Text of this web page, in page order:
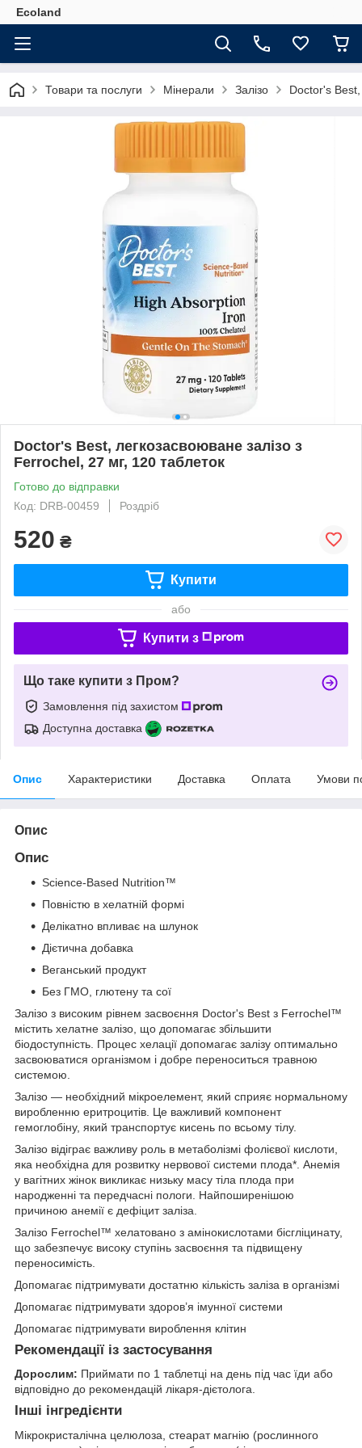
Ecoland
Товари та послуги Мінерали Залізо Doctor's Best,
Doctor's Best, легкозасвоюване залізо з
Ferrochel, 27 мг, 120 таблеток
Готово до відправки
Код: DRB-00459
Роздріб
520 ₴
Купити
або
Купити з
Що таке купити з Пром?
Замовлення під захистом
Доступна доставка
Опис Характеристики Доставка Оплата Умови
Опис
Опис
Science-Based Nutrition™
Повністю в хелатній формі
Делікатно впливає на шлунок
Дієтична добавка
Веганський продукт
Без ГМО, глютену та сої
Залізо з високим рівнем засвоєння Doctor's Best з Ferrochel™
містить хелатне залізо, що допомагає збільшити
біодоступність. Процес хелації допомагає залізу оптимально
засвоюватися організмом і добре переноситься травною
системою.
Залізо — необхідний мікроелемент, який сприяє нормальному
виробленню еритроцитів. Це важливий компонент
гемоглобіну, який транспортує кисень по всьому тілу.
Залізо відіграє важливу роль в метаболізмі фолієвої кислоти,
яка необхідна для розвитку нервової системи плода*. Анемія
у вагітних жінок викликає низьку масу тіла плода при
народженні та передчасні пологи. Найпоширенішою
причиною анемії є дефіцит заліза.
Залізо Ferrochel™ хелатовано з амінокислотами бісгліцинату,
що забезпечує високу ступінь засвоєння та підвищену
переносимість.
Допомагає підтримувати достатню кількість заліза в організмі
Допомагає підтримувати здоров’я імунної системи
Допомагає підтримувати вироблення клітин
Рекомендації із застосування
Дорослим: Приймати по 1 таблетці на день під час їди або
відповідно до рекомендацій лікаря-дієтолога.
Інші інгредієнти
Мікрокристалічна целюлоза, стеарат магнію (рослинного